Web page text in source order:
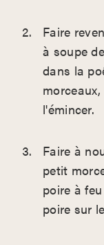
Faire
à soupe
dans la
l'émincer.
Faire à
petit
poire à
poire sur